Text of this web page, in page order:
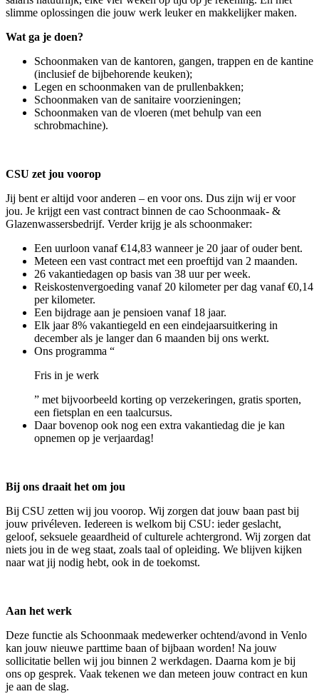
slimme oplossingen die jouw werk leuker en makkelijker maken.
Wat ga je doen?
Schoonmaken van de kantoren, gangen, trappen en de kantine
(inclusief de bijbehorende keuken);
Legen en schoonmaken van de prullenbakken;
Schoonmaken van de sanitaire voorzieningen;
Schoonmaken van de vloeren (met behulp van een
schrobmachine).
CSU zet jou voorop
Jij bent er altijd voor anderen – en voor ons. Dus zijn wij er voor
jou. Je krijgt een vast contract binnen de cao Schoonmaak- &
Glazenwassersbedrijf. Verder krijg je als schoonmaker:
Een uurloon vanaf €14,83 wanneer je 20 jaar of ouder bent.
Meteen een vast contract met een proeftijd van 2 maanden.
26 vakantiedagen op basis van 38 uur per week.
Reiskostenvergoeding vanaf 20 kilometer per dag vanaf €0,14
per kilometer.
Een bijdrage aan je pensioen vanaf 18 jaar.
Elk jaar 8% vakantiegeld en een eindejaarsuitkering in
december als je langer dan 6 maanden bij ons werkt.
Ons programma “
Fris in je werk
” met bijvoorbeeld korting op verzekeringen, gratis sporten,
een fietsplan en een taalcursus.
Daar bovenop ook nog een extra vakantiedag die je kan
opnemen op je verjaardag!
Bij ons draait het om jou
Bij CSU zetten wij jou voorop. Wij zorgen dat jouw baan past bij
jouw privéleven. Iedereen is welkom bij CSU: ieder geslacht,
geloof, seksuele geaardheid of culturele achtergrond. Wij zorgen dat
niets jou in de weg staat, zoals taal of opleiding. We blijven kijken
naar wat jij nodig hebt, ook in de toekomst.
Aan het werk
Deze functie als Schoonmaak medewerker ochtend/avond in Venlo
kan jouw nieuwe parttime baan of bijbaan worden! Na jouw
sollicitatie bellen wij jou binnen 2 werkdagen. Daarna kom je bij
ons op gesprek. Vaak tekenen we dan meteen jouw contract en kun
je aan de slag.